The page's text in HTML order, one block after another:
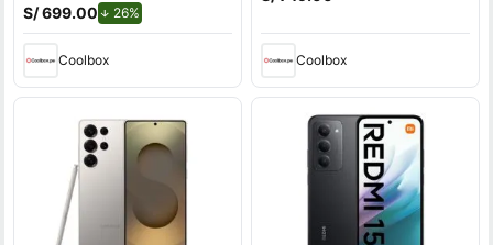
32MP, azul marino
S/ 699.00 26%
Coolbox
frontal 13MP, 6.5"", negro
Coolbox